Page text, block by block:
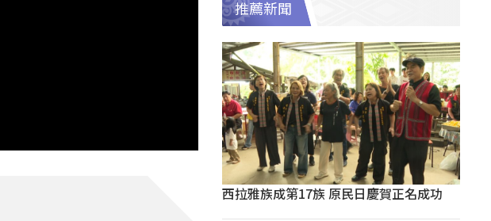
推薦新聞
西拉雅族成第17族 原民日慶賀正名成功